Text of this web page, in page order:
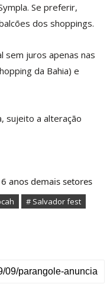
Se preferir,
dos shoppings.
sem juros apenas nas
da Bahia) e
sujeito a alteração
anos demais setores
# Salvador fest